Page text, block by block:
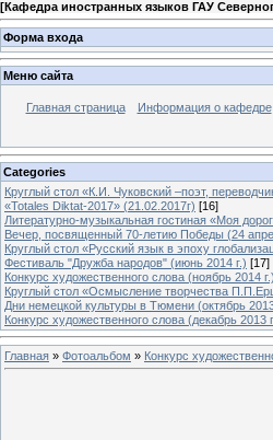
[Кафедра иностранных языков ГАУ
Форма входа
Меню сайта
Главная страница Информация о кафедре
Categories
Круглый стол «К.И. Чуковский –поэт,
«Totales Diktat-2017» (21.02.2017г) [16]
Литературно-музыкальная гостиная «Моя
Вечер, посвященный 70-летию Победы (24
Круглый стол «Русский язык в эпоху
Фестиваль "Дружба народов" (июнь 2014 г.) [17]
Конкурс художественного слова (ноябрь 2014 г.)
Круглый стол «Осмысление творчества
Дни немецкой культуры в Тюмени (октябрь
Конкурс художественного слова (декабрь 2013
Главная » Фотоальбом » Конкурс